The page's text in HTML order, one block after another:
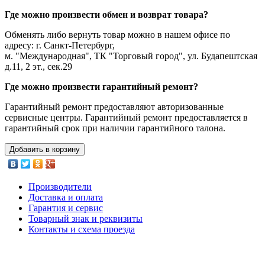
Где можно произвести обмен и возврат товара?
Обменять либо вернуть товар можно в нашем офисе по
адресу: г. Санкт-Петербург,
м. "Международная", ТК "Торговый город", ул. Будапештская
д.11, 2 эт., сек.29
Где можно произвести гарантийный ремонт?
Гарантийный ремонт предоставляют авторизованные
сервисные центры. Гарантийный ремонт предоставляется в
гарантийный срок при наличии гарантийного талона.
Добавить в корзину
Производители
Доставка и оплата
Гарантия и сервис
Товарный знак и реквизиты
Контакты и схема проезда